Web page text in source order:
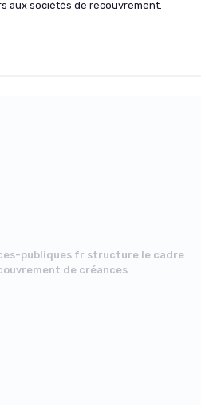
aux sociétés de recouvrement.
publiques fr structure le cadre
de créances